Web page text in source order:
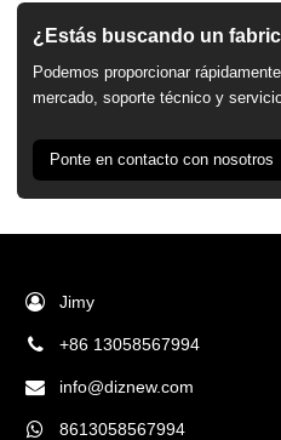
¿Estás buscando un
Podemos proporcionar
mercado, soporte técnico y
Ponte en contacto con nosotros
Jimy
+86 13058567994
info@diznew.com
8613058567994